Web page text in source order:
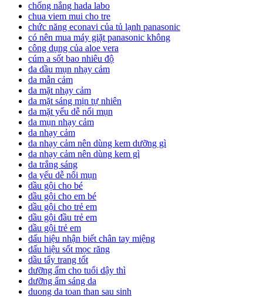
chống nắng hada labo
chua viem mui cho tre
chức năng econavi của tủ lạnh panasonic
có nên mua máy giặt panasonic không
công dụng của aloe vera
cúm a sốt bao nhiêu độ
da dầu mụn nhạy cảm
da mẫn cảm
da mặt nhạy cảm
da mặt sáng mịn tự nhiên
da mặt yếu dễ nổi mụn
da mụn nhạy cảm
da nhạy cảm
da nhạy cảm nên dùng kem dưỡng gì
da nhạy cảm nên dùng kem gì
da trắng sáng
da yếu dễ nổi mụn
dầu gội cho bé
dầu gội cho em bé
dầu gội cho trẻ em
dầu gội đầu trẻ em
dầu gội trẻ em
dấu hiệu nhận biết chân tay miệng
dấu hiệu sốt mọc răng
dầu tẩy trang tốt
dưỡng ẩm cho tuổi dậy thì
dưỡng ẩm sáng da
duong da toan than sau sinh